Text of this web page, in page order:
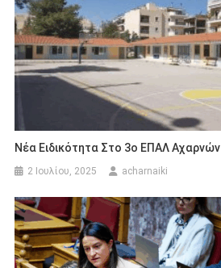
Νέα Ειδικότητα Στο 3ο ΕΠΑΛ Αχαρνών
2 Ιουλίου, 2025 acharnaiki